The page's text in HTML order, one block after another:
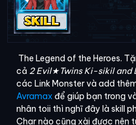
The Legend of the Heroes.
cả 2 Evil★Twins Ki-sikil
các Link Monster và add
Avramax để giúp bạn trong
nhân toii thì nghĩ đây là skill
Char nào cũng xài được nên